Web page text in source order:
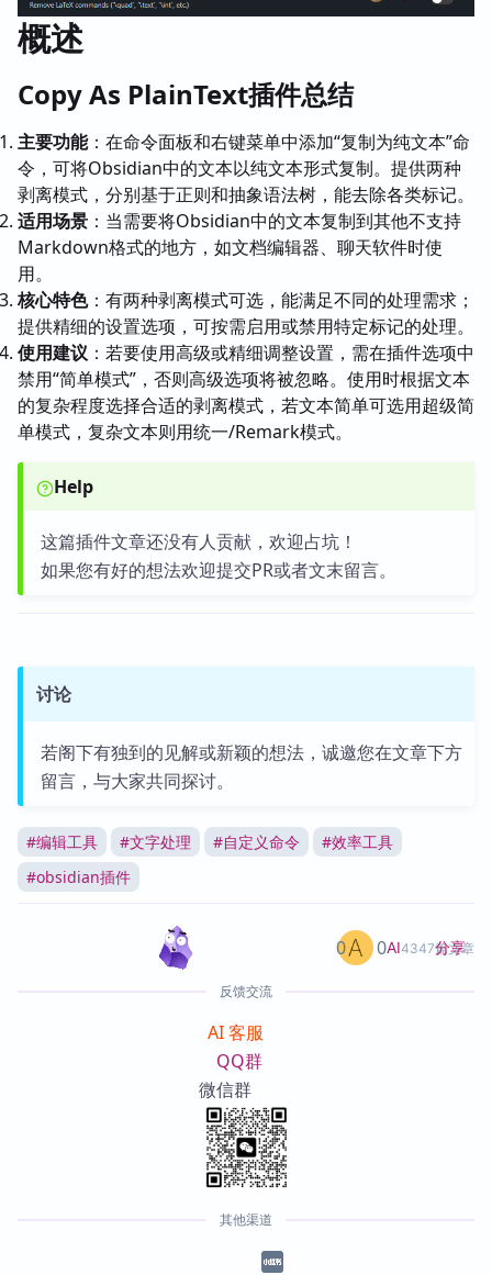
概述
Copy As PlainText插件总结
主要功能：在命令面板和右键菜单中添加“复制为纯文本”命
令，可将Obsidian中的文本以纯文本形式复制。提供两种
剥离模式，分别基于正则和抽象语法树，能去除各类标记。
适用场景 ：当需要将Obsidian中的文本复制到其他不支持
Markdown格式的地方，如文档编辑器、聊天软件时使
用。
核心特色：有两种剥离模式可选，能满足不同的处理需求；
提供精细的设置选项，可按需启用或禁用特定标记的处理。
使用建议 ：若要使用高级或精细调整设置，需在插件选项中
禁用“简单模式”，否则高级选项将被忽略。使用时根据文本
的复杂程度选择合适的剥离模式，若文本简单可选用超级简
单模式，复杂文本则用统一/Remark模式。
Help
这篇插件文章还没有人贡献，欢迎占坑！
如果您有好的想法欢迎提交PR或者文末留言。
讨论
若阁下有独到的见解或新颖的想法，诚邀您在文章下方
留言，与大家共同探讨。
#编辑工具 #文字处理 #自定义命令 #效率工具
#obsidian插件
AI4347篇文章
0 0 分享
反馈交流
AI 客服
QQ群
微信群
其他渠道